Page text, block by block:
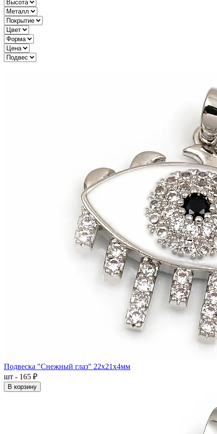
Подвеска "Снежный глаз" 22x21x4мм
шт - 165 ₽
В корзину